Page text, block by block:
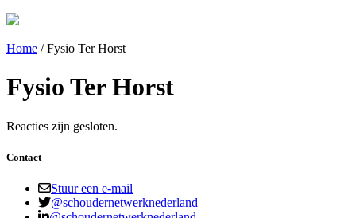
Home /Fysio Ter Horst
Fysio Ter Horst
Reacties zijn gesloten.
Contact
Stuur een e-mail
@schoudernetwerknederland